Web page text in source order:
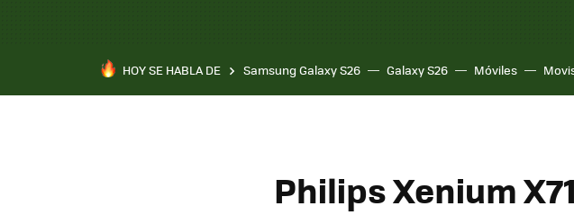
HOY SE HABLA DE Samsung Galaxy S26 Galaxy S26 Móviles
Philips Xenium